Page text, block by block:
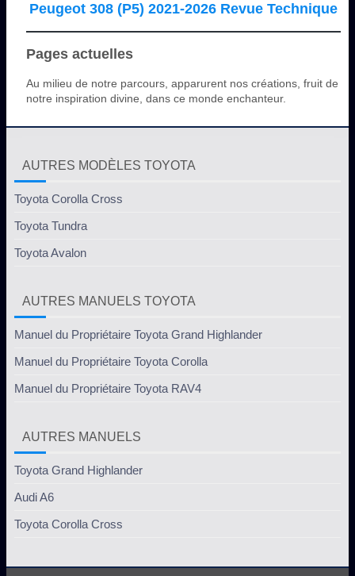
Peugeot 308 (P5) 2021-2026 Revue Technique
Pages actuelles
Au milieu de notre parcours, apparurent nos créations, fruit de
notre inspiration divine, dans ce monde enchanteur.
AUTRES MODÈLES TOYOTA
Toyota Corolla Cross
Toyota Tundra
Toyota Avalon
AUTRES MANUELS TOYOTA
Manuel du Propriétaire Toyota Grand Highlander
Manuel du Propriétaire Toyota Corolla
Manuel du Propriétaire Toyota RAV4
AUTRES MANUELS
Toyota Grand Highlander
Audi A6
Toyota Corolla Cross